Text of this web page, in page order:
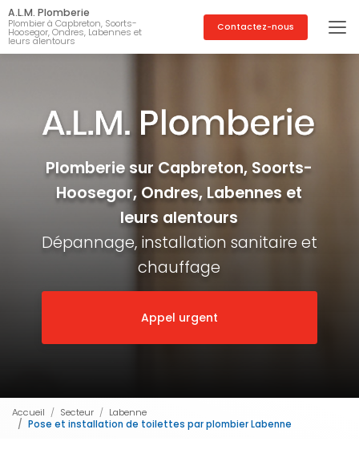
Aller
au
contenu
principal
A.L.M. Plomberie
Plombier à Capbreton, Soorts-
Hoosegor, Ondres, Labennes et
leurs alentours
Contactez-nous
Plomberie sur Capbreton, Soorts-
Hoosegor, Ondres, Labennes et
leurs alentours
Dépannage, installation sanitaire et
chauffage
Appel urgent
Accueil Secteur
Labenne
Pose et installation de toilettes par plombier Labenne